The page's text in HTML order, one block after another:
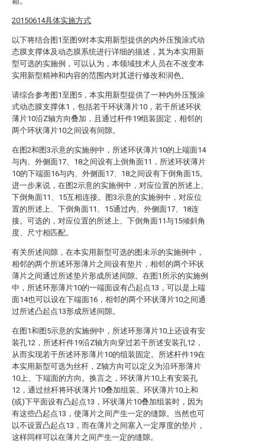
20150614具体实施方式
以下将结合图1至图9对本实用新型提供的内外压预涂式动
态膜支撑体及动态膜系统进行详细的描述，其为本实用新
型可选的实施例，可以认为，本领域技术人员在不改变本
实用新型精神和内容的范围内对其进行修改和润色。
请综合参考图1至图5，本实用新型提供了一种内外压预涂
式动态膜支撑体1，包括若干环状薄片10，若干所述环状
薄片10沿Z轴方向叠加，且通过杆件19组装固定，相邻的
两个环状薄片10之间设有间隙。
在图2和图3示意的实施例中，所述环状薄片10的上端面14
与内、外侧面17、18之间设有上倒角面11，所述环状薄片
10的下端面16与内、外侧面17、18之间设有下倒角面15。
进一步来说，在图2示意的实施例中，对应位置的所述上、
下倒角面11、15互相连接。图3示意的实施例中，对应位
置的所述上、下倒角面11、15通过内、外侧面17、18连
接。可选的，对应位置的所述上、下倒角面11与15倾斜角
度、尺寸相匹配。
有关所述间隙，在本实用新型可选的图未示的实施例中，
相邻的两个所述环形薄片之间设有垫片，相邻的两个环状
薄片之间通过所述垫片形成所述间隙。在图1所示的实施例
中，所述环形薄片10的一端面设有凸起点13，可以是上端
面14也可以设在下端面16，相邻的两个环状薄片10之间通
过所述凸起点13形成所述间隙。
在图1和图5示意的实施例中，所述环形薄片10上还设有安
装孔12，所述杆件19沿Z轴方向穿过若干所述安装孔12，
从而实现若干所述环形薄片10的组装固定。所述杆件19在
本实用新型可选为丝杆，Z轴方向可以定义为沿环形薄片
10上、下端面的方向。换言之，环状薄片10上有安装孔
12，通过丝杆将环状薄片10叠加组装。环状薄片10上和
(或)下平面设有凸起点13，环状薄片10叠加组装时，因为
有这些凸起点13，使薄片之间产生一定的缝隙。当然也可
以不设置凸起点13，而在薄片之间塞入一定厚度的垫片，
这样同样可以在薄片之间产生一定的缝隙。